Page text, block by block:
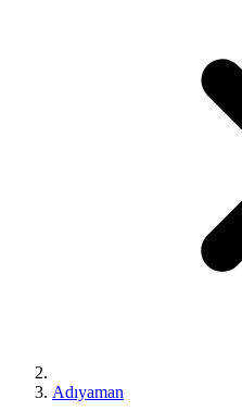
Adıyaman